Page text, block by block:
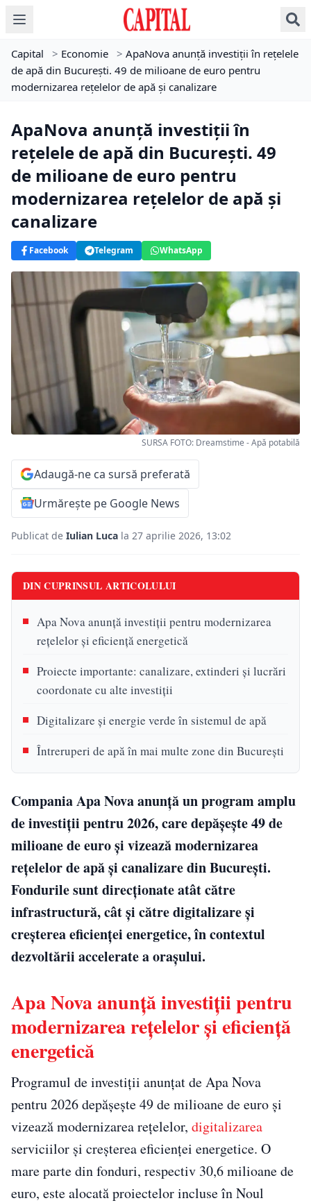
Capital > Economie > ApaNova anunță investiții în rețelele
de apă din București. 49 de milioane de euro pentru
modernizarea rețelelor de apă și canalizare
ApaNova anunță investiții în
rețelele de apă din București. 49
de milioane de euro pentru
modernizarea rețelelor de apă și
canalizare
Facebook Telegram WhatsApp
SURSA FOTO: Dreamstime - Apă potabilă
Adaugă-ne ca sursă preferată
Urmărește pe Google News
Publicat de Iulian Luca la 27 aprilie 2026, 13:02
DIN CUPRINSUL ARTICOLULUI
Apa Nova anunță investiții pentru modernizarea
rețelelor și eficiență energetică
Proiecte importante: canalizare, extinderi și lucrări
coordonate cu alte investiții
Digitalizare și energie verde în sistemul de apă
Întreruperi de apă în mai multe zone din București
Compania Apa Nova anunță un program amplu
de investiții pentru 2026, care depășește 49 de
milioane de euro și vizează modernizarea
rețelelor de apă și canalizare din București.
Fondurile sunt direcționate atât către
infrastructură, cât și către digitalizare și
creșterea eficienței energetice, în contextul
dezvoltării accelerate a orașului.
Apa Nova anunță investiții pentru
modernizarea rețelelor și eficiență
energetică
Programul de investiții anunțat de Apa Nova
pentru 2026 depășește 49 de milioane de euro și
vizează modernizarea rețelelor, digitalizarea
serviciilor și creșterea eficienței energetice. O
mare parte din fonduri, respectiv 30,6 milioane de
euro, este alocată proiectelor incluse în Noul